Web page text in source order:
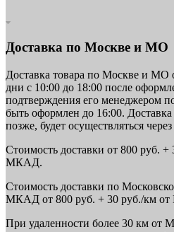
Доставка по Москве и МО
Доставка товара по Москве и МО
дни с 10:00 до 18:00 после
подтверждения его менеджером
быть оформлен до 16:00.
позже, будет осуществляться
Стоимость доставки от 800 руб. +
МКАД.
Стоимость доставки по
МКАД от 800 руб. + 30 руб./км
При удаленности более 30 км от